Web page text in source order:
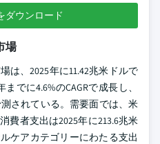
ダウンロード
場
は、2025年に11.42兆米ドルで
でに4.6%のCAGRで成長し、
されている。需要面では、米
費者支出は2025年に213.6兆米
ケアカテゴリーにわたる支出